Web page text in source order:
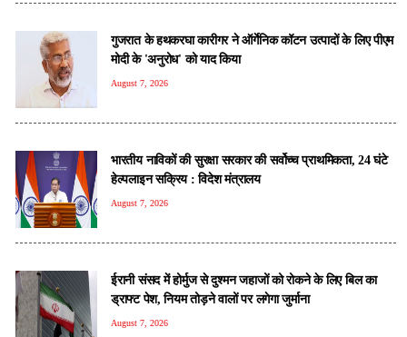
गुजरात के हथकरघा कारीगर ने ऑर्गेनिक कॉटन उत्पादों के लिए पीएम
मोदी के 'अनुरोध' को याद किया
August 7, 2026
भारतीय नाविकों की सुरक्षा सरकार की सर्वोच्च प्राथमिकता, 24 घंटे
हेल्पलाइन सक्रिय : विदेश मंत्रालय
August 7, 2026
ईरानी संसद में होर्मुज से दुश्मन जहाजों को रोकने के लिए बिल का
ड्राफ्ट पेश, नियम तोड़ने वालों पर लगेगा जुर्माना
August 7, 2026